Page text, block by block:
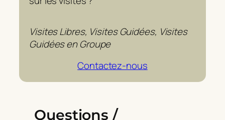
Visites Libres, Visites Guidées, Visites
Guidées en Groupe
Contactez-nous
Questions /